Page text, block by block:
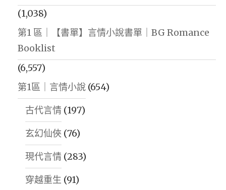
(1,038)
第1 區｜【書單】言情小說書單｜BG Romance
Booklist
(6,557)
第1區｜言情小說 (654)
古代言情 (197)
玄幻仙俠 (76)
現代言情 (283)
穿越重生 (91)